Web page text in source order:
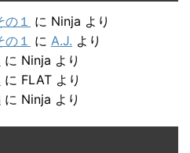
１ に Ninja より
１ に A.J. より
に Ninja より
に FLAT より
に Ninja より